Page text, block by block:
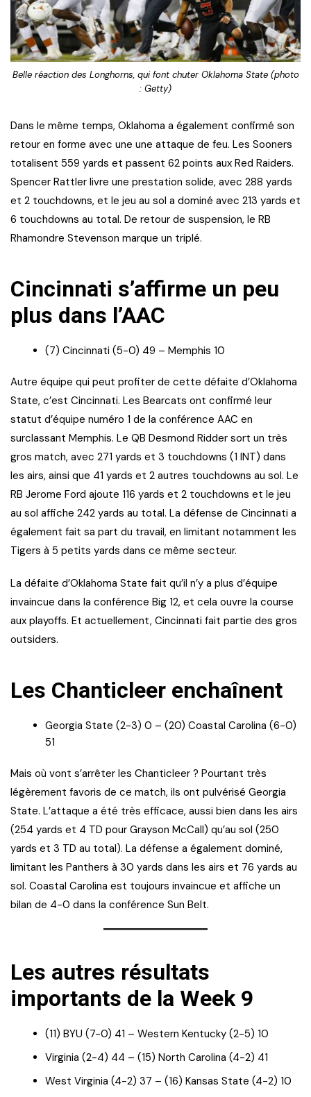
Belle réaction des Longhorns, qui font chuter Oklahoma State (photo
: Getty)
Dans le même temps, Oklahoma a également confirmé son
retour en forme avec une une attaque de feu. Les Sooners
totalisent 559 yards et passent 62 points aux Red Raiders.
Spencer Rattler livre une prestation solide, avec 288 yards
et 2 touchdowns, et le jeu au sol a dominé avec 213 yards et
6 touchdowns au total. De retour de suspension, le RB
Rhamondre Stevenson marque un triplé.
Cincinnati s’affirme un peu
plus dans l’AAC
(7) Cincinnati (5-0) 49 – Memphis 10
Autre équipe qui peut profiter de cette défaite d’Oklahoma
State, c’est Cincinnati. Les Bearcats ont confirmé leur
statut d’équipe numéro 1 de la conférence AAC en
surclassant Memphis. Le QB Desmond Ridder sort un très
gros match, avec 271 yards et 3 touchdowns (1 INT) dans
les airs, ainsi que 41 yards et 2 autres touchdowns au sol. Le
RB Jerome Ford ajoute 116 yards et 2 touchdowns et le jeu
au sol affiche 242 yards au total. La défense de Cincinnati a
également fait sa part du travail, en limitant notamment les
Tigers à 5 petits yards dans ce même secteur.
La défaite d’Oklahoma State fait qu’il n’y a plus d’équipe
invaincue dans la conférence Big 12, et cela ouvre la course
aux playoffs. Et actuellement, Cincinnati fait partie des gros
outsiders.
Les Chanticleer enchaînent
Georgia State (2-3) 0 – (20) Coastal Carolina (6-0)
51
Mais où vont s’arrêter les Chanticleer ? Pourtant très
légèrement favoris de ce match, ils ont pulvérisé Georgia
State. L’attaque a été très efficace, aussi bien dans les airs
(254 yards et 4 TD pour Grayson McCall) qu’au sol (250
yards et 3 TD au total). La défense a également dominé,
limitant les Panthers à 30 yards dans les airs et 76 yards au
sol. Coastal Carolina est toujours invaincue et affiche un
bilan de 4-0 dans la conférence Sun Belt.
Les autres résultats
importants de la Week 9
(11) BYU (7-0) 41 – Western Kentucky (2-5) 10
Virginia (2-4) 44 – (15) North Carolina (4-2) 41
West Virginia (4-2) 37 – (16) Kansas State (4-2) 10